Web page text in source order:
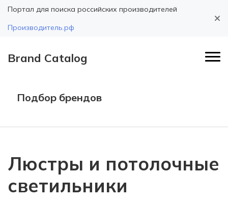
Портал для поиска российских производителей
Производитель.рф
Brand Catalog
Подбор брендов
Люстры и потолочные
светильники